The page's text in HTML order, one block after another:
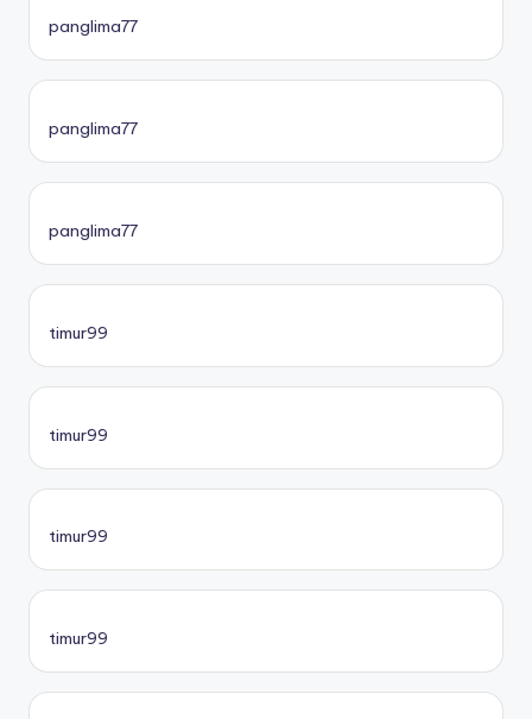
panglima77
panglima77
panglima77
timur99
timur99
timur99
timur99